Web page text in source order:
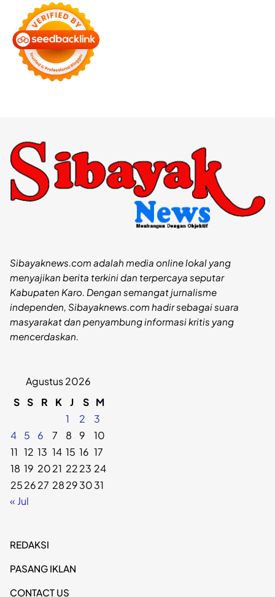
Sibayaknews.com adalah media online lokal yang
menyajikan berita terkini dan terpercaya seputar
Kabupaten Karo. Dengan semangat jurnalisme
independen, Sibayaknews.com hadir sebagai suara
masyarakat dan penyambung informasi kritis yang
mencerdaskan.
Agustus 2026
S S R K J S M
1
2
3
4
5 6 7 8 9
10
11 12 13 14 15 16 17
18 19 2021 2223 24
252627 28293031
« Jul
REDAKSI
PASANG IKLAN
CONTACT US